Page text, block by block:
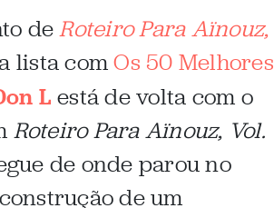
deRoteiro Para Aïnouz,
lista comOs 50 Melhores
L está de volta com o
Roteiro Para Aïnouz, Vol.
de onde parou no
de um